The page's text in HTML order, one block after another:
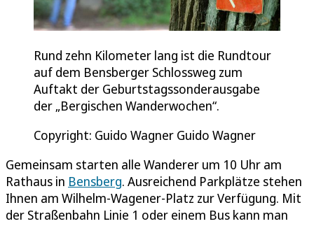
Rund zehn Kilometer lang ist die Rundtour
auf dem Bensberger Schlossweg zum
Auftakt der Geburtstagssonderausgabe
der „Bergischen Wanderwochen“.
Copyright: Guido Wagner Guido Wagner
Gemeinsam starten alle Wanderer um 10 Uhr am
Rathaus in Bensberg. Ausreichend Parkplätze stehen
Ihnen am Wilhelm-Wagener-Platz zur Verfügung. Mit
der Straßenbahn Linie 1 oder einem Bus kann man